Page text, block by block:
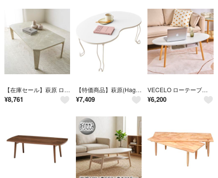
【在庫セール】萩原 ローテーブル 折りたたみテーブル 石目調 ストーン柄 おし
¥8,761
【特価商品】萩原(Hagihara) ローテーブル 折りたたみ ビーンズテーブル
¥7,409
VECELO ローテーブル 収納付き 幅100x奥行き50x高さ42CM リビン
¥6,200